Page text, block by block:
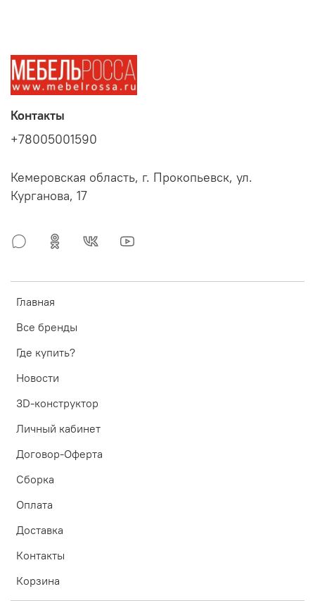
Главная
Все бренды
Где купить?
Новости
3D-конструктор
Личный кабинет
Договор-Оферта
Сборка
Оплата
Доставка
Контакты
Корзина
Контакты
+78005001590
Кемеровская область, г. Прокопьевск, ул.
Курганова, 17